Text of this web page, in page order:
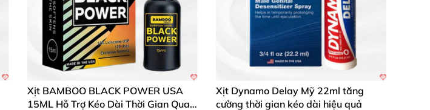
Xịt BAMBOO BLACK POWER USA
15ML Hỗ Trợ Kéo Dài Thời Gian Quan
Xịt Dynamo Delay Mỹ 22ml tăng
cường thời gian kéo dài hiệu quả